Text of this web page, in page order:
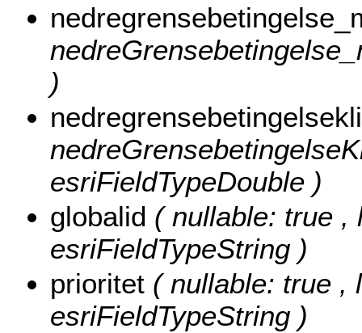
)
esriFieldTypeDouble )
globalid ( nullable: true ,
esriFieldTypeString )
prioritet ( nullable: true ,
esriFieldTypeString )